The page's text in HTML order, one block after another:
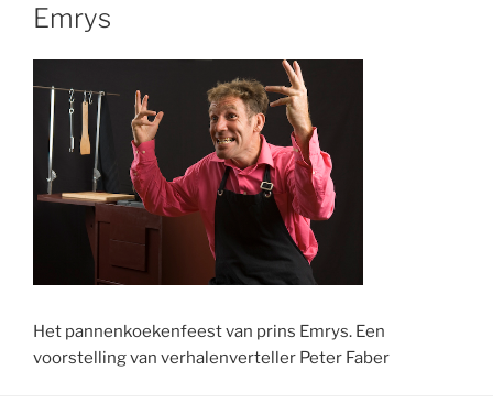
Emrys
Het pannenkoekenfeest van prins Emrys. Een
voorstelling van verhalenverteller Peter Faber